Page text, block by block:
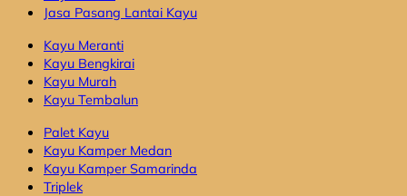
Jasa Pasang Lantai Kayu
Kayu Meranti
Kayu Bengkirai
Kayu Murah
Kayu Tembalun
Palet Kayu
Kayu Kamper Medan
Kayu Kamper Samarinda
Triplek